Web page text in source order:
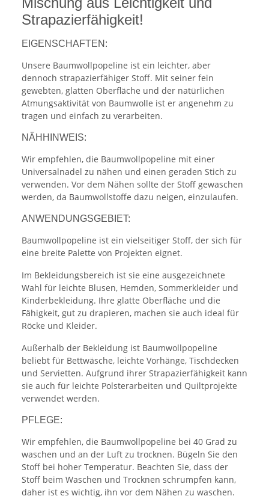
Strapazierfähigkeit!
EIGENSCHAFTEN:
Unsere Baumwollpopeline ist ein leichter, aber
dennoch strapazierfähiger Stoff. Mit seiner fein
gewebten, glatten Oberfläche und der natürlichen
Atmungsaktivität von Baumwolle ist er angenehm zu
tragen und einfach zu verarbeiten.
NÄHHINWEIS:
Wir empfehlen, die Baumwollpopeline mit einer
Universalnadel zu nähen und einen geraden Stich zu
verwenden. Vor dem Nähen sollte der Stoff gewaschen
werden, da Baumwollstoffe dazu neigen, einzulaufen.
ANWENDUNGSGEBIET:
Baumwollpopeline ist ein vielseitiger Stoff, der sich für
eine breite Palette von Projekten eignet.
Im Bekleidungsbereich ist sie eine ausgezeichnete
Wahl für leichte Blusen, Hemden, Sommerkleider und
Kinderbekleidung. Ihre glatte Oberfläche und die
Fähigkeit, gut zu drapieren, machen sie auch ideal für
Röcke und Kleider.
Außerhalb der Bekleidung ist Baumwollpopeline
beliebt für Bettwäsche, leichte Vorhänge, Tischdecken
und Servietten. Aufgrund ihrer Strapazierfähigkeit kann
sie auch für leichte Polsterarbeiten und Quiltprojekte
verwendet werden.
PFLEGE:
Wir empfehlen, die Baumwollpopeline bei 40 Grad zu
waschen und an der Luft zu trocknen. Bügeln Sie den
Stoff bei hoher Temperatur. Beachten Sie, dass der
Stoff beim Waschen und Trocknen schrumpfen kann,
daher ist es wichtig, ihn vor dem Nähen zu waschen.